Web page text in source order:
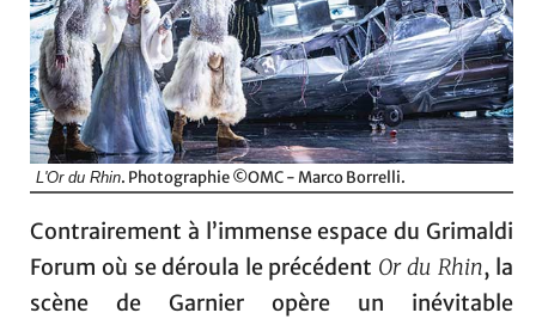
L'Or du Rhin. Photographie ©OMC - Marco Borrelli.
Contrairement à l’immense espace du Grimaldi
Forum où se déroula le précédent Or du Rhin, la
scène de Garnier opère un inévitable